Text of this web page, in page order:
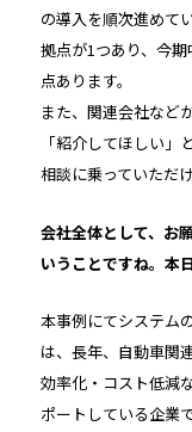
の導入を順次進めて
拠点が1つあり、今
点あります。
また、関連会社など
「紹介してほしい
相談に乗っていただ
――会社全体として、
いうことですね。本
本事例にてシステム
は、長年、自動車関
効率化・コスト低減
ポートしている企業